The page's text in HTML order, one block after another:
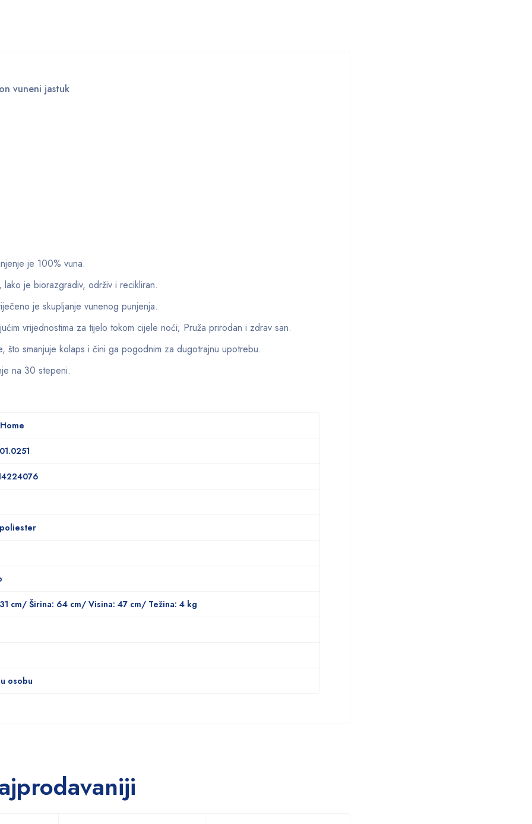
vuneni jastuk
je 100% vuna.
je biorazgradiv, održiv i recikliran.
je skupljanje vunenog punjenja.
vrijednostima za tijelo tokom cijele noći; Pruža prirodan i zdrav san.
što smanjuje kolaps i čini ga pogodnim za dugotrajnu upotrebu.
na 30 stepeni.
cm/ Širina: 64 cm/ Visina: 47 cm/ Težina: 4 kg
osobu